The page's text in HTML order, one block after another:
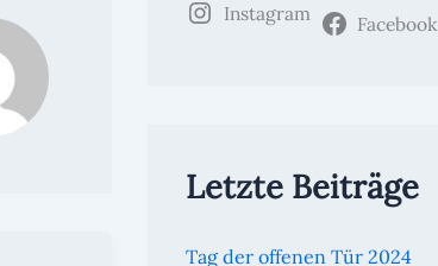
Instagram Facebook
Letzte Beiträge
Tag der offenen Tür 2024